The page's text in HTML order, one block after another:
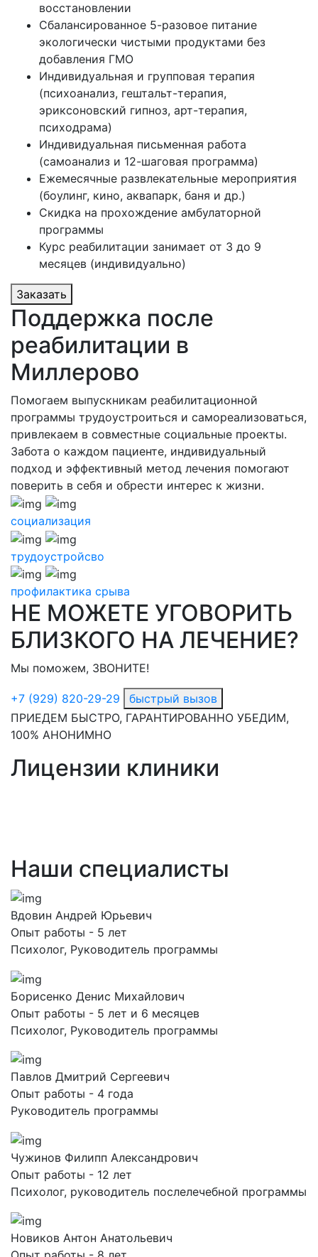
восстановлении
Сбалансированное 5-разовое питание
экологически чистыми продуктами без
добавления ГМО
Индивидуальная и групповая терапия
(психоанализ, гештальт-терапия,
эриксоновский гипноз, арт-терапия,
психодрама)
Индивидуальная письменная работа
(самоанализ и 12-шаговая программа)
Ежемесячные развлекательные мероприятия
(боулинг, кино, аквапарк, баня и др.)
Скидка на прохождение амбулаторной
программы
Курс реабилитации занимает от 3 до 9
месяцев (индивидуально)
Заказать
Поддержка после
реабилитации в
Миллерово
Помогаем выпускникам реабилитационной
программы трудоустроиться и самореализоваться,
привлекаем в совместные социальные проекты.
Забота о каждом пациенте, индивидуальный
подход и эффективный метод лечения помогают
поверить в себя и обрести интерес к жизни.
социализация
трудоустройсво
профилактика срыва
НЕ МОЖЕТЕ УГОВОРИТЬ
БЛИЗКОГО НА ЛЕЧЕНИЕ?
Мы поможем, ЗВОНИТЕ!
+7 (929) 820-29-29
быстрый вызов
ПРИЕДЕМ БЫСТРО, ГАРАНТИРОВАННО УБЕДИМ,
100% АНОНИМНО
Лицензии клиники
Наши специалисты
Вдовин Андрей Юрьевич
Опыт работы - 5 лет
Психолог, Руководитель программы
Борисенко Денис Михайлович
Опыт работы - 5 лет и 6 месяцев
Психолог, Руководитель программы
Павлов Дмитрий Сергеевич
Опыт работы - 4 года
Руководитель программы
Чужинов Филипп Александрович
Опыт работы - 12 лет
Психолог, руководитель послелечебной программы
Новиков Антон Анатольевич